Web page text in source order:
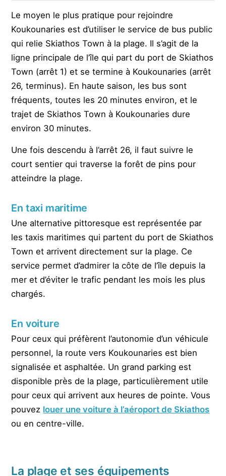
Le moyen le plus pratique pour rejoindre
Koukounaries est d’utiliser le service de bus public
qui relie Skiathos Town à la plage. Il s’agit de la
ligne principale de l’île qui part du port de Skiathos
Town (arrêt 1) et se termine à Koukounaries (arrêt
26, terminus). En haute saison, les bus sont
fréquents, toutes les 20 minutes environ, et le
trajet de Skiathos Town à Koukounaries dure
environ 30 minutes.
Une fois descendu à l’arrêt 26, il faut suivre le
court sentier qui traverse la forêt de pins pour
atteindre la plage.
En taxi maritime
Une alternative pittoresque est représentée par
les taxis maritimes qui partent du port de Skiathos
Town et arrivent directement sur la plage. Ce
service permet d’admirer la côte de l’île depuis la
mer et d’éviter le trafic pendant les mois les plus
chargés.
En voiture
Pour ceux qui préfèrent l’autonomie d’un véhicule
personnel, la route vers Koukounaries est bien
signalisée et asphaltée. Un grand parking est
disponible près de la plage, particulièrement utile
pour ceux qui arrivent aux heures de pointe. Vous
pouvez louer une voiture à l’aéroport de Skiathos
ou en centre-ville.
La plage et ses équipements